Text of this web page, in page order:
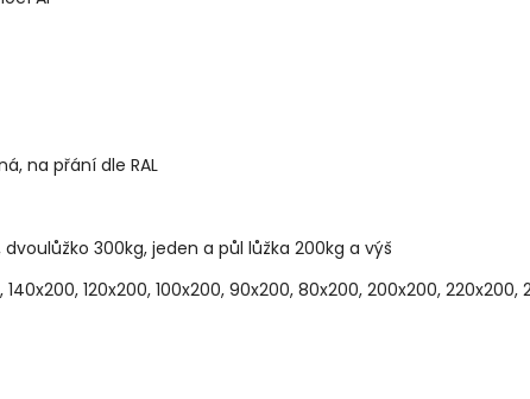
na přání dle RAL
dvoulůžko 300kg, jeden a půl lůžka 200kg a výš
140x200, 120x200, 100x200, 90x200, 80x200, 200x200, 220x200,